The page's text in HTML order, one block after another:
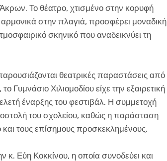
Το θέατρο, χτισμένο στην κορυφή
στην πλαγιά, προσφέρει μοναδική
σκηνικό που αναδεικνύει τη
θεατρικές παραστάσεις από
Γυμνάσιο Χιλιομοδίου είχε την εξαιρετική
έναρξης του φεστιβάλ. Η συμμετοχή
του σχολείου, καθώς η παράσταση
τους επίσημους προσκεκλημένους.
Εύη Κοκκίνου, η οποία συνοδεύει και